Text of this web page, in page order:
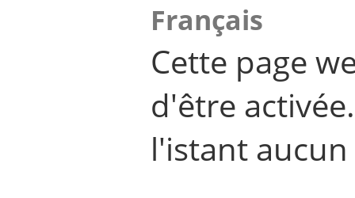
Français
Cette page
d'être
l'istant